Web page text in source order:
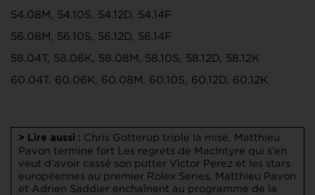
54.08M, 54.10S, 54.12D, 54.14F
56.08M, 56.10S, 56.12D, 56.14F
58.04T, 58.06K, 58.08M, 58.10S, 58.12D, 58.12K
60.04T, 60.06K, 60.08M, 60.10S, 60.12D, 60.12K
> Lire aussi : Chris Gotterup triple la mise, Matthieu
Pavon termine fort
Les regrets de MacIntyre qui s’en
veut d’avoir cassé son putter Victor Perez et les stars
européennes au premier Rolex Series, Matthieu Pavon
et Adrien Saddier enchaînent au programme de la